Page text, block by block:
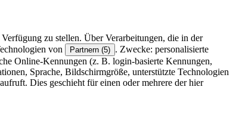
zu stellen. Über Verarbeitungen, die in der
von Partnern (5) . Zwecke: personalisierte
Online-Kennungen (z. B. login-basierte Kennungen,
Sprache, Bildschirmgröße, unterstützte Technologien
Dies geschieht für einen oder mehrere der hier